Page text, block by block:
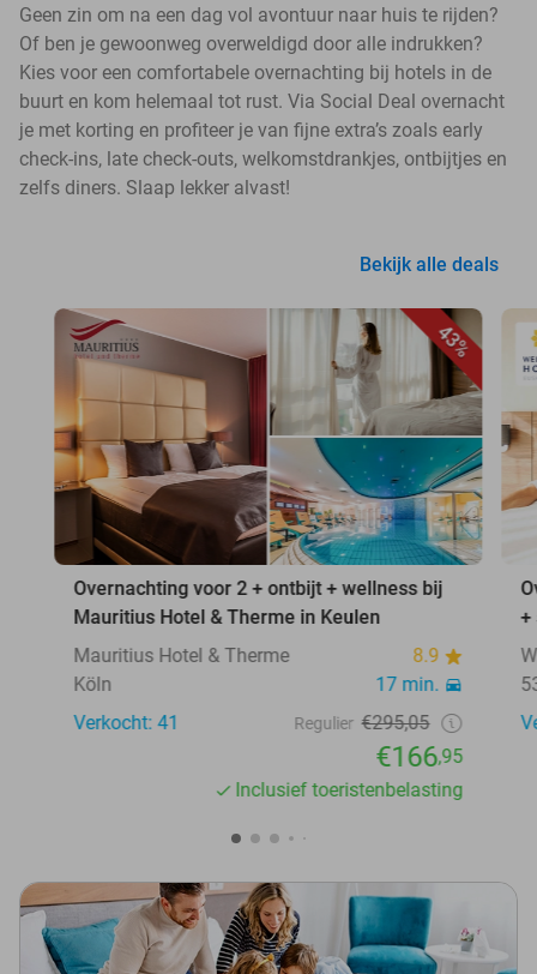
Geen zin om na een dag vol avontuur naar huis te rijden?
Of ben je gewoonweg overweldigd door alle indrukken?
Kies voor een comfortabele overnachting bij hotels in de
buurt en kom helemaal tot rust. Via Social Deal overnacht
je met korting en profiteer je van fijne extra’s zoals early
check-ins, late check-outs, welkomstdrankjes, ontbijtjes en
zelfs diners. Slaap lekker alvast!
Bekijk alle deals
43%
Overnachting voor 2 + ontbijt + wellness bij
Mauritius Hotel & Therme in Keulen
Mauritius Hotel & Therme
8.9
Köln
17 min.
Verkocht: 41
Regulier €295,05
€166,95
Inclusief toeristenbelasting
+